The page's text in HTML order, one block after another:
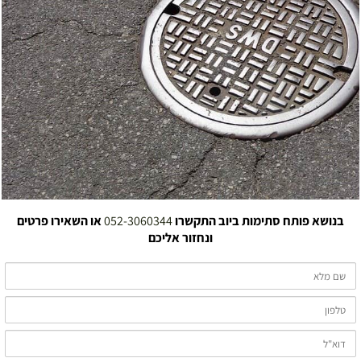
בנושאפותח סתימות ביובהתקשרו052-3060344או השאירו פרטים
ונחזור אליכם